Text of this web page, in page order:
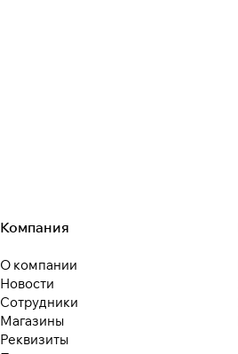
Компания
О компании
Новости
Сотрудники
Магазины
Реквизиты